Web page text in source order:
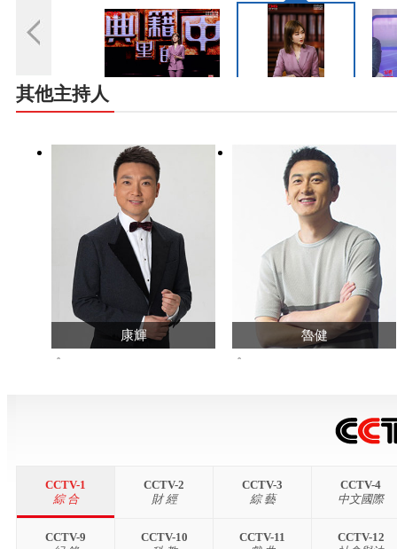
其他主持人
康輝 魯健
CCTV-1
綜 合
CCTV-2
財 經
CCTV-3
綜 藝
CCTV-4
中文國際
CCTV-9
CCTV-10
CCTV-11
CCTV-12